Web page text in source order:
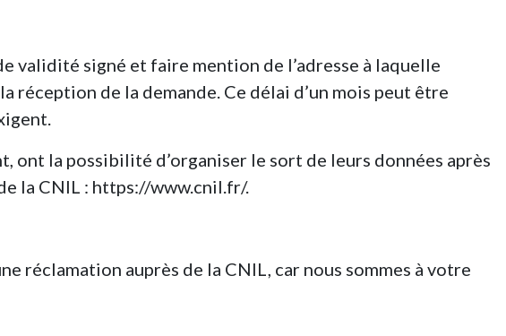
validité signé et faire mention de l’adresse à laquelle
réception de la demande. Ce délai d’un mois peut être
ont la possibilité d’organiser le sort de leurs données après
la CNIL : https://www.cnil.fr/.
réclamation auprès de la CNIL, car nous sommes à votre